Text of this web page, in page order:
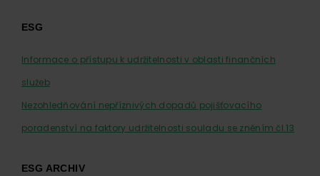
ESG
Informace o přístupu k udržitelnosti v oblasti finančních
služeb
Nezohledňování nepříznivých dopadů pojišťovacího
poradenství na faktory udržitelnosti souladu se zněním čl.13
ESG ARCHIV